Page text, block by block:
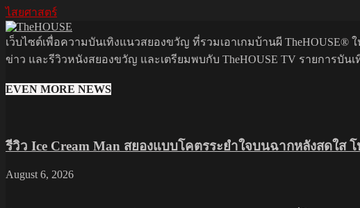
ไสยศาสตร์
เว็บไซต์เพื่อความบันเทิงแนวสยองขวัญ ที่รวมเอาเกมบ้านผี
ข่าว และรีวิวหนังสยองขวัญ และเตรียมพบกับ TheHOUSE TV รายการบัน
EVEN MORE NEWS
รีวิว Ice Cream Man สยองแบบโคตรระยำใจบนฉากหลังสดใส
August 6, 2026